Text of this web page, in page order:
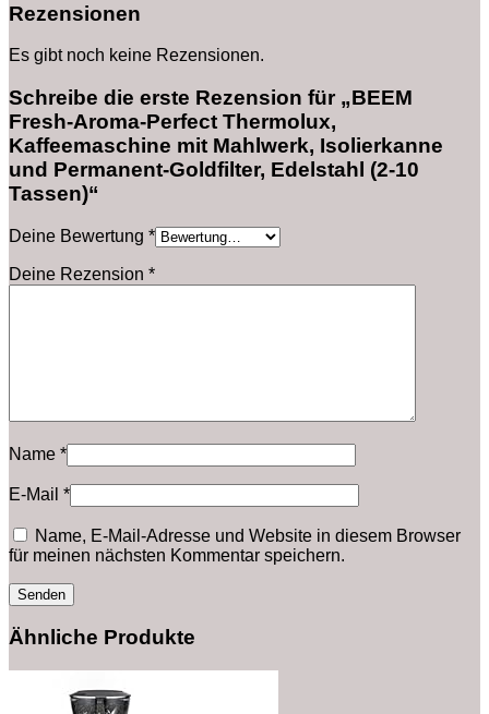
Rezensionen
Es gibt noch keine Rezensionen.
Schreibe die erste Rezension für „BEEM
Fresh-Aroma-Perfect Thermolux,
Kaffeemaschine mit Mahlwerk, Isolierkanne
und Permanent-Goldfilter, Edelstahl (2-10
Tassen)“
Deine Bewertung *
Deine Rezension *
Name *
E-Mail *
Name, E-Mail-Adresse und Website in diesem Browser
für meinen nächsten Kommentar speichern.
Ähnliche Produkte